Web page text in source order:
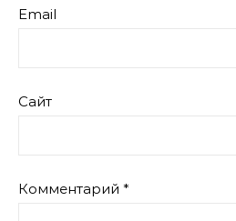
Email
Сайт
Комментарий *